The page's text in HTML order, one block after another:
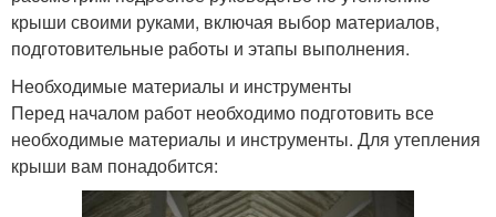
крыши своими руками, включая выбор материалов,
подготовительные работы и этапы выполнения.
Необходимые материалы и инструменты
Перед началом работ необходимо подготовить все
необходимые материалы и инструменты. Для утепления
крыши вам понадобится: